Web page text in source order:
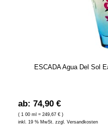
ESCADA Agua Del Sol
ab: 74,90 €
( 1 00 ml = 249,67 € )
inkl. 19 % MwSt. zzgl. Versandkosten